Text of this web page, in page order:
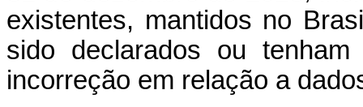
existentes, mantidos no
sido declarados ou
incorreção em relação a